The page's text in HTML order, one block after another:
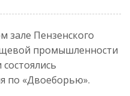
зале Пензенского
промышленности
по «Двоеборью».